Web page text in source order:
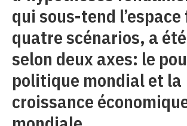
qui sous-tend
quatre scénarios, a
selon deux axes: le
politique mondial et la
croissance